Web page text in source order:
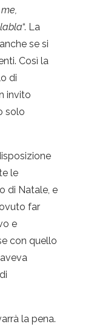
“. La
se si
Così la
di
invito
solo
le
di Natale, e
far
e
con quello
la pena.